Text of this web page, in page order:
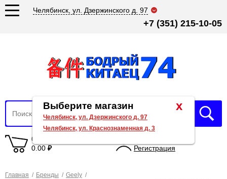
Челябинск, ул. Дзержинского д. 97
+7 (351) 215-10-05
0 товаров
0.00 ₽
Регистрация
Главная / Бренды / Geely /
x
Выберите магазин
Челябинск, ул. Дзержинского д. 97
Челябинск, ул. Краснознаменная д. 3